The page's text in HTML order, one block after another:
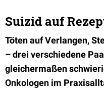
Suizid auf
Töten auf Verlangen,
– drei verschiedene
gleichermaßen
Onkologen im